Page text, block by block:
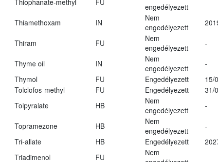
Thiophanate-methyl FU
engedélyezett
Thiamethoxam
IN
Nem
engedélyezett
Thiram FU
Nem
engedélyezett
-
Thyme oil IN
Nem
engedélyezett
-
Thymol
FU Engedélyezett
15/
Tolclofos-methyl
FU Engedélyezett
31/
Tolpyralate
HB
Nem
engedélyezett
-
Topramezone HB
Nem
engedélyezett
-
Tri-allate
HB Engedélyezett
Triadimenol
FU
Nem